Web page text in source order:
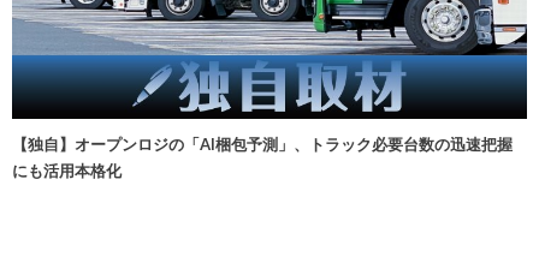
【独自】オープンロジの「AI梱包予測」、トラック必要台数の迅速把握
にも活用本格化